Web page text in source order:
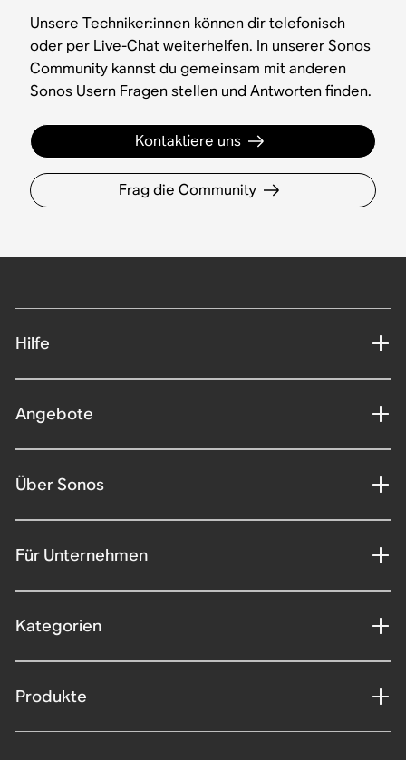
Unsere Techniker:innen können dir telefonisch
oder per Live-Chat weiterhelfen. In unserer Sonos
Community kannst du gemeinsam mit anderen
Sonos Usern Fragen stellen und Antworten finden.
Kontaktiere uns
Frag die Community
Hilfe
Angebote
Über Sonos
Für Unternehmen
Kategorien
Produkte